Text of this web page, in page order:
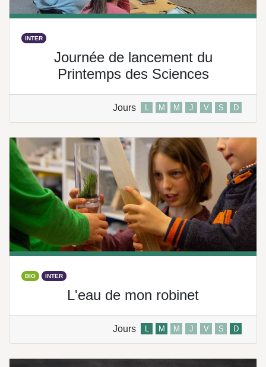
INTER
Journée de lancement du
Printemps des Sciences
Jours L M M J V S D
BIO INTER
L'eau de mon robinet
Jours L M M J V S D